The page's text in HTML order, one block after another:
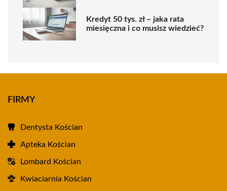
Kredyt 50 tys. zł – jaka rata
miesięczna i co musisz wiedzieć?
FIRMY
Dentysta Kościan
Apteka Kościan
Lombard Kościan
Kwiaciarnia Kościan